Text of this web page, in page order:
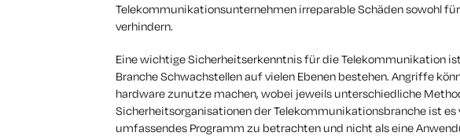
Telekommunikationsunternehmen irreparable Schäden sowohl
verhindern.
Eine wichtige Sicherheitserkenntnis für die Telekommunikation
Branche Schwachstellen auf vielen Ebenen bestehen. Angriffe
hardware zunutze machen, wobei jeweils unterschiedliche
Sicherheitsorganisationen der Telekommunikationsbranche ist es
umfassendes Programm zu betrachten und nicht als eine